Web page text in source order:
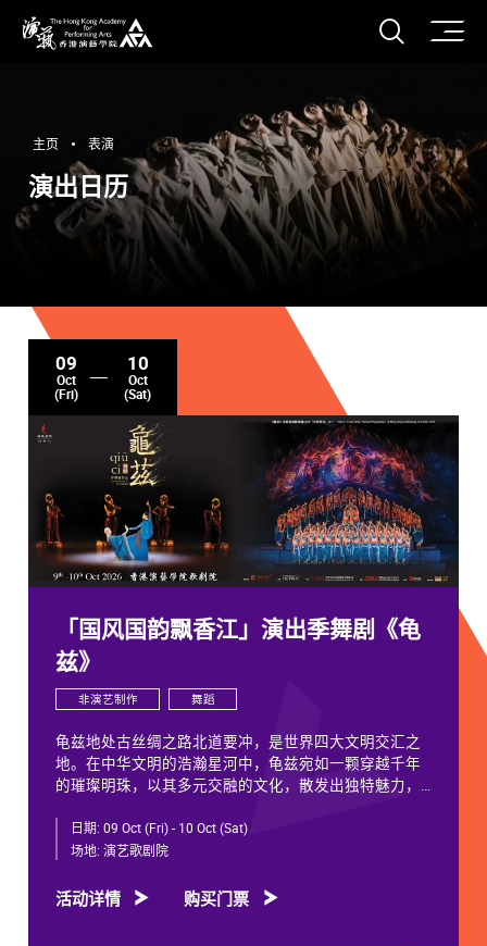
打开
主页 表演
演出日历
09
Oct
(Fri)
10
Oct
(Sat)
「国风国韵飘香江」演出季舞剧《龟
兹》
非演艺制作 舞蹈
龟兹地处古丝绸之路北道要冲，是世界四大文明交汇之
地。在中华文明的浩瀚星河中，龟兹宛如一颗穿越千年
的璀璨明珠，以其多元交融的文化，散发出独特魅力，
龟兹文化流淌着古往今来各族人民的印迹和血脉，从石
我、我中有你”，成为新疆历史文化的鲜活注脚，更是中
日期: 09 Oct (Fri) - 10 Oct (Sat)
场地: 演艺歌剧院
活动详情 购买门票